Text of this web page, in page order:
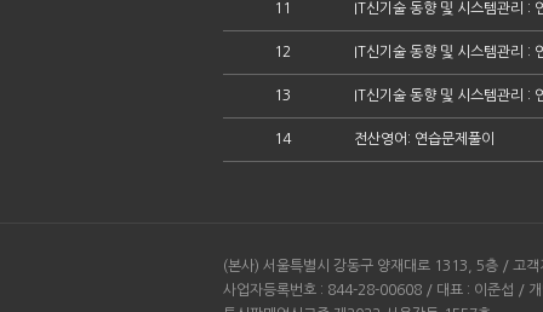
11 IT신기술 동향 및 시스템관리 :
12 IT신기술 동향 및 시스템관리 :
13 IT신기술 동향 및 시스템관리 :
14 전산영어: 연습문제풀이
(본사) 서울특별시 강동구 양재대로 1313, 5층 / 고
사업자등록번호 : 844-28-00608 / 대표 : 이준섭 / 개